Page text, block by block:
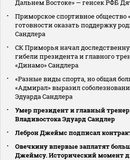
Дальнем Востоке» — генсек РФБ
Приморское спортивное общество
готовности оказать поддержку
Сандлера
СК Приморья начал
гибели президента и главного
«Динамо» Сандлера
«Разные виды спорта, но общая
«Адмирал» выразил
Эдуарда Сандлера
Умер президент и главный
Владивостока Эдуард Сандлер
Леброн Джеймс подписал
Овечкину впервые заплатят
Джеймсу. Исторический момент